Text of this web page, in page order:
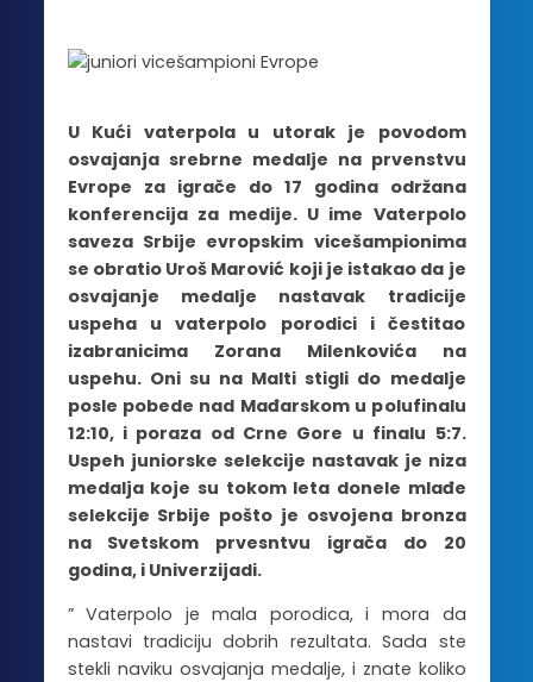
U Kući vaterpola u utorak je povodom
osvajanja srebrne medalje na prvenstvu
Evrope za igrače do 17 godina održana
konferencija za medije. U ime Vaterpolo
saveza Srbije evropskim vicešampionima
se obratio Uroš Marović koji je istakao da je
osvajanje medalje nastavak tradicije
uspeha u vaterpolo porodici i čestitao
izabranicima Zorana Milenkovića na
uspehu. Oni su na Malti stigli do medalje
posle pobede nad Mađarskom u polufinalu
12:10, i poraza od Crne Gore u finalu 5:7.
Uspeh juniorske selekcije nastavak je niza
medalja koje su tokom leta donele mlađe
selekcije Srbije pošto je osvojena bronza
na Svetskom prvesntvu igrača do 20
godina, i Univerzijadi.
” Vaterpolo je mala porodica, i mora da
nastavi tradiciju dobrih rezultata. Sada ste
stekli naviku osvajanja medalje, i znate koliko